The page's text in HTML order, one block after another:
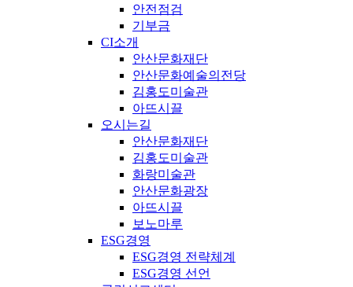
안전점검
기부금
CI소개
안산문화재단
안산문화예술의전당
김홍도미술관
아뜨시끌
오시는길
안산문화재단
김홍도미술관
화랑미술관
안산문화광장
아뜨시끌
보노마루
ESG경영
ESG경영 전략체계
ESG경영 선언